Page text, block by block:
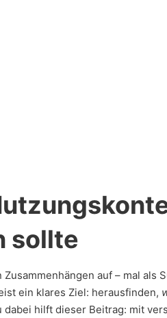
sollte
auf – mal als
ein klares Ziel: herausfinden,
hilft dieser Beitrag: mit